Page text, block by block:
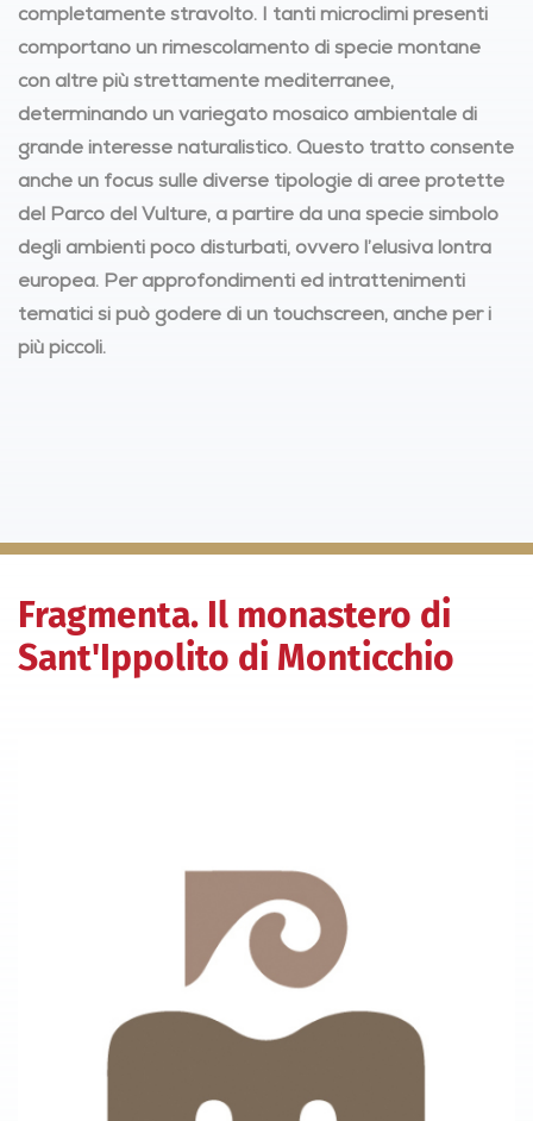
completamente stravolto. I tanti microclimi presenti
comportano un rimescolamento di specie montane
con altre più strettamente mediterranee,
determinando un variegato mosaico ambientale di
grande interesse naturalistico. Questo tratto consente
anche un focus sulle diverse tipologie di aree protette
del Parco del Vulture, a partire da una specie simbolo
degli ambienti poco disturbati, ovvero l’elusiva lontra
europea. Per approfondimenti ed intrattenimenti
tematici si può godere di un touchscreen, anche per i
più piccoli.
Fragmenta. Il monastero di
Sant'Ippolito di Monticchio